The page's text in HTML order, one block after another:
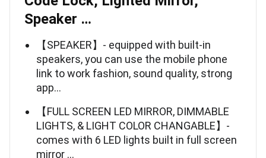
Speaker …
【SPEAKER】- equipped with built-in
speakers, you can use the mobile phone
link to work fashion, sound quality, strong
app…
【FULL SCREEN LED MIRROR, DIMMABLE
LIGHTS, & LIGHT COLOR CHANGABLE】-
comes with 6 LED lights built in full screen
mirror …